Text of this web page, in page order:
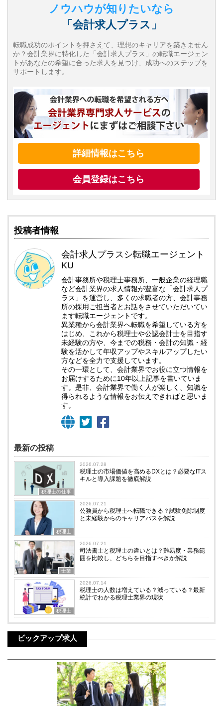
ノウハウが知りたいなら
「会計求人プラス」
転職成功のポイントを押さえて、理想のキャリアを築きません
か？会計業界に特化した「会計求人プラス」の転職エージェン
トがあなたの希望に合った求人を見つけ、成功へのステップを
サポートします。
詳細情報はこちら
会員登録はこちら
投稿者情報
会計求人プラスシ転職エージェント
KU
会計事務所や税理士事務所、一般企業の経理職
など会計業界の求人情報が豊富な「会計求人プ
ラス」を運営し、多くの求職者の方、会計事務
所の採用ご担当者とお話をさせていただいてい
ます転職エージェントです。
異業種から会計業界へ転職を希望している方を
はじめ、これから税理士や公認会計士を目指す
未経験の方や、今までの税務・会計の知識・経
験を活かして年収アップやスキルアップしたい
方などを全力で支援しています。
その一環として、会計業界でお役に立つ情報を
お届けするために10年以上記事を書いていま
す。是非、会計業界で働く人が楽しく、知識を
得られるような情報をお伝えできればと思いま
す。
最新の投稿
税理士の仕事
2026.07.28
税理士の市場価値を高めるDXとは？必要なITス
キルと導入課題を徹底解説
税理士
2026.07.21
公務員から税理士へ転職できる？試験免除制度
と未経験からのキャリアパスを解説
士業
2026.07.21
司法書士と税理士の違いとは？難易度・業務範
囲を比較し、どちらを目指すべきか解説
税理士
2026.07.14
税理士の人数は増えている？減っている？最新
統計でわかる税理士業界の現状
ピックアップ求人